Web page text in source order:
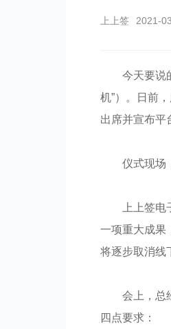
上上签 2021-
今天要说
机”）。日前
出席并宣布平
仪式现场
上上签
一项重大成果
将逐步取消线
会上，总
四点要求：